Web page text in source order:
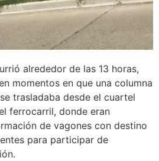
alrededor de las 13 horas,
momentos en que una columna
trasladaba desde el cuartel
ferrocarril, donde eran
de vagones con destino
para participar de